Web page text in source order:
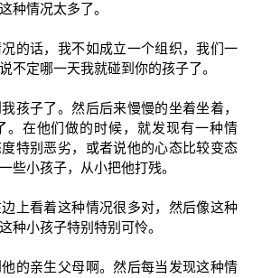
种情况太多了。
的话，我不如成立一个组织，我们一
不定哪一天我就碰到你的孩子了。
孩子了。然后后来慢慢的坐着坐着，
。在他们做的时候，就发现有一种情
特别恶劣，或者说他的心态比较变态
些小孩子，从小把他打残。
上看着这种情况很多对，然后像这种
种小孩子特别特别可怜。
的亲生父母啊。然后每当发现这种情